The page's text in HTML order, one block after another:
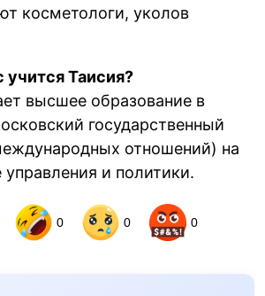
косметологи, уколов
учится Таисия?
высшее образование в
государственный
отношений) на
управления и политики.
0 0 0